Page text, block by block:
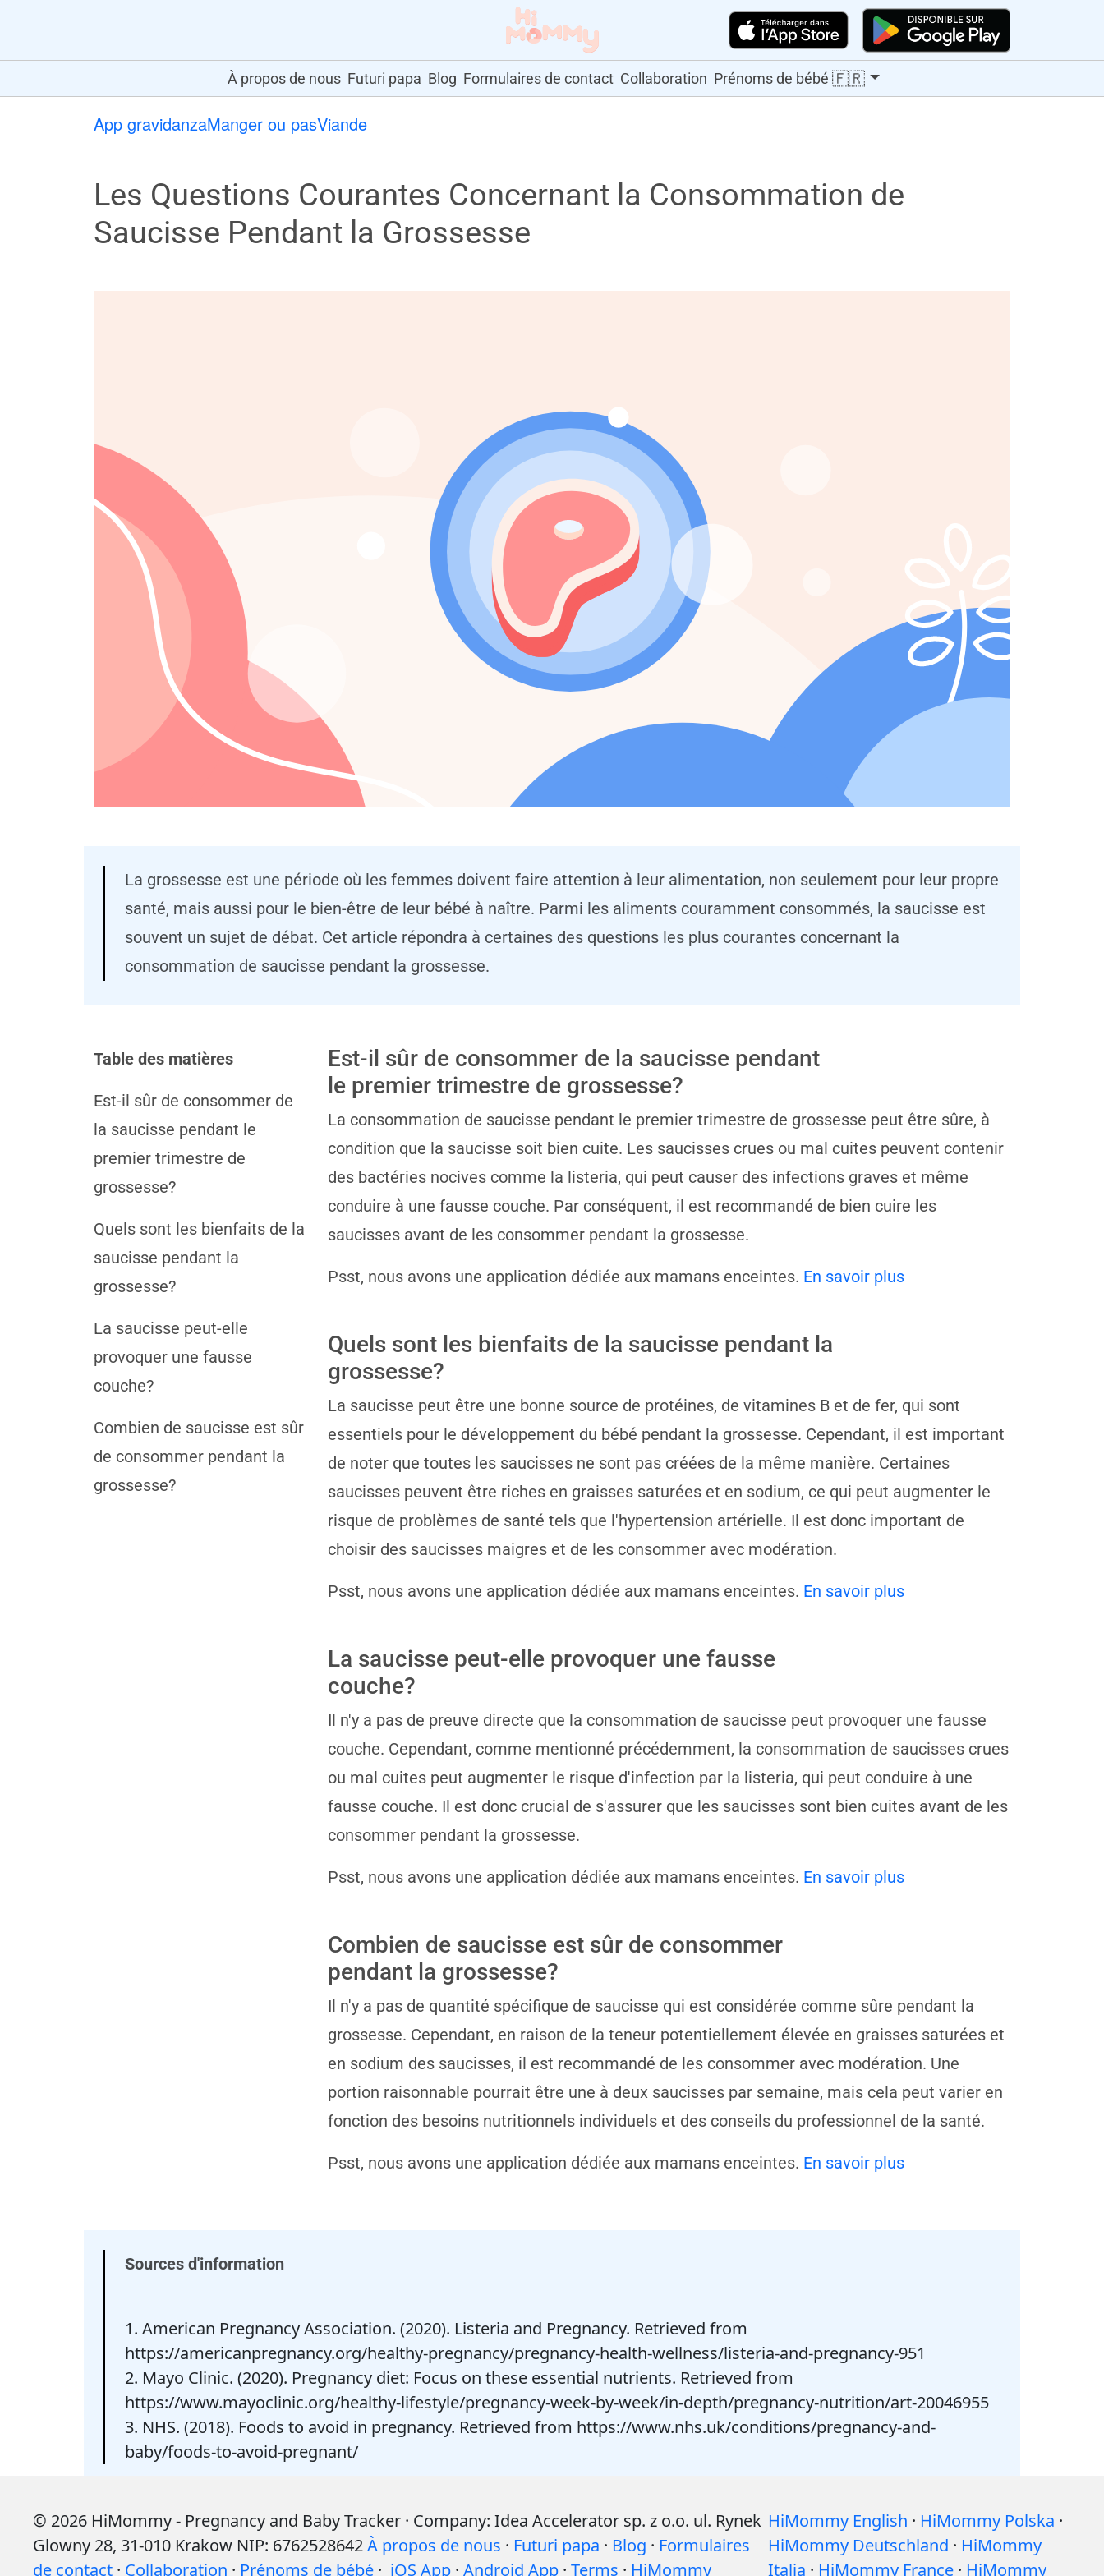
À propos de nous Futuri papa Blog Formulaires de contact Collaboration Prénoms de bébé 🇫🇷
App gravidanzaManger ou pasViande
Les Questions Courantes Concernant la Consommation de
Saucisse Pendant la Grossesse
La grossesse est une période où les femmes doivent faire attention à leur alimentation, non seulement pour leur propre
santé, mais aussi pour le bien-être de leur bébé à naître. Parmi les aliments couramment consommés, la saucisse est
souvent un sujet de débat. Cet article répondra à certaines des questions les plus courantes concernant la
consommation de saucisse pendant la grossesse.
Table des matières
Est-il sûr de consommer de
la saucisse pendant le
premier trimestre de
grossesse?
Quels sont les bienfaits de la
saucisse pendant la
grossesse?
La saucisse peut-elle
provoquer une fausse
couche?
Combien de saucisse est sûr
de consommer pendant la
grossesse?
Est-il sûr de consommer de la saucisse pendant
le premier trimestre de grossesse?
La consommation de saucisse pendant le premier trimestre de grossesse peut être sûre, à
condition que la saucisse soit bien cuite. Les saucisses crues ou mal cuites peuvent contenir
des bactéries nocives comme la listeria, qui peut causer des infections graves et même
conduire à une fausse couche. Par conséquent, il est recommandé de bien cuire les
saucisses avant de les consommer pendant la grossesse.
Psst, nous avons une application dédiée aux mamans enceintes. En savoir plus
Quels sont les bienfaits de la saucisse pendant la
grossesse?
La saucisse peut être une bonne source de protéines, de vitamines B et de fer, qui sont
essentiels pour le développement du bébé pendant la grossesse. Cependant, il est important
de noter que toutes les saucisses ne sont pas créées de la même manière. Certaines
saucisses peuvent être riches en graisses saturées et en sodium, ce qui peut augmenter le
risque de problèmes de santé tels que l'hypertension artérielle. Il est donc important de
choisir des saucisses maigres et de les consommer avec modération.
Psst, nous avons une application dédiée aux mamans enceintes. En savoir plus
La saucisse peut-elle provoquer une fausse
couche?
Il n'y a pas de preuve directe que la consommation de saucisse peut provoquer une fausse
couche. Cependant, comme mentionné précédemment, la consommation de saucisses crues
ou mal cuites peut augmenter le risque d'infection par la listeria, qui peut conduire à une
fausse couche. Il est donc crucial de s'assurer que les saucisses sont bien cuites avant de les
consommer pendant la grossesse.
Psst, nous avons une application dédiée aux mamans enceintes. En savoir plus
Combien de saucisse est sûr de consommer
pendant la grossesse?
Il n'y a pas de quantité spécifique de saucisse qui est considérée comme sûre pendant la
grossesse. Cependant, en raison de la teneur potentiellement élevée en graisses saturées et
en sodium des saucisses, il est recommandé de les consommer avec modération. Une
portion raisonnable pourrait être une à deux saucisses par semaine, mais cela peut varier en
fonction des besoins nutritionnels individuels et des conseils du professionnel de la santé.
Psst, nous avons une application dédiée aux mamans enceintes. En savoir plus
Sources d'information
1. American Pregnancy Association. (2020). Listeria and Pregnancy. Retrieved from
https://americanpregnancy.org/healthy-pregnancy/pregnancy-health-wellness/listeria-and-pregnancy-951
2. Mayo Clinic. (2020). Pregnancy diet: Focus on these essential nutrients. Retrieved from
https://www.mayoclinic.org/healthy-lifestyle/pregnancy-week-by-week/in-depth/pregnancy-nutrition/art-20046955
3. NHS. (2018). Foods to avoid in pregnancy. Retrieved from https://www.nhs.uk/conditions/pregnancy-and-
baby/foods-to-avoid-pregnant/
© 2026 HiMommy - Pregnancy and Baby Tracker · Company: Idea Accelerator sp. z o.o. ul. Rynek
Glowny 28, 31-010 Krakow NIP: 6762528642À propos de nous · Futuri papa · Blog · Formulaires
de contact · Collaboration · Prénoms de bébé · iOS App · Android App · Terms · HiMommy
HiMommy English · HiMommy Polska ·
HiMommy Deutschland · HiMommy
Italia · HiMommy France· HiMommy